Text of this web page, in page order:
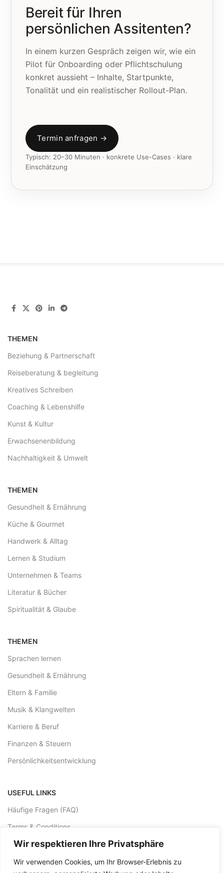
Wir respektieren Ihre Privatsphäre
Wir verwenden Cookies, um Ihr Browser-Erlebnis zu
Bereit für Ihren
persönlichen Assitenten?
In einem kurzen Gespräch zeigen wir, wie ein
Pilot für Onboarding oder Pflichtschulung
konkret aussieht – Inhalte, Startpunkte,
Tonalität und ein realistischer Rollout-Plan.
Termin anfragen →
Typisch: 20–30 Minuten · konkrete Use-Cases · klare
Einschätzung
THEMEN
Beziehung & Partnerschaft
Reiseberatung & begleitung
Kreatives Schreiben
Coaching & Lebenshilfe
Kunst & Kultur
Erwachsenenbildung
Nachhaltigkeit & Umwelt
THEMEN
Gesundheit & Ernährung
Küche & Gourmet
Handwerk & Alltag
Lernen & Studium
Unternehmen & Teams
Literatur & Bücher
Spiritualität & Glaube
THEMEN
Sprachen lernen
Gesundheit & Ernährung
Eltern & Familie
Musik & Klangwelten
Karriere & Beruf
Finanzen & Steuern
Persönlichkeitsentwicklung
USEFUL LINKS
Häufige Fragen (FAQ)
Terms & Conditions
Preise & Funktionen
Contact Us